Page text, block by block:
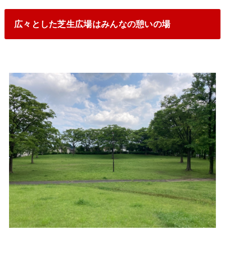
広々とした芝生広場はみんなの憩いの場